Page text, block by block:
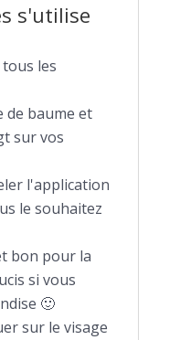
s'utilise
les
de baume et
sur vos
l'application
le souhaitez
bon pour la
si vous
🙂
sur le visage